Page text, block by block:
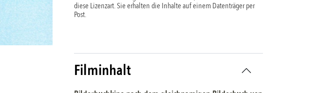
diese Lizenzart. Sie erhalten die Inhalte auf einem Datenträger per
Post.
Filminhalt